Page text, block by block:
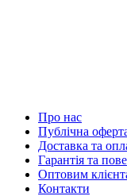
Про нас
Публічна
Доставка та
Гарантія та
Оптовим
Контакти